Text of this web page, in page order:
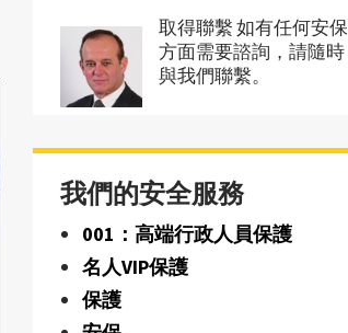
取得聯繫 如有任何安保
方面需要諮詢，請隨時
與我們聯繫。
我們的安全服務
001：高端行政人員保護
名人VIP保護
保護